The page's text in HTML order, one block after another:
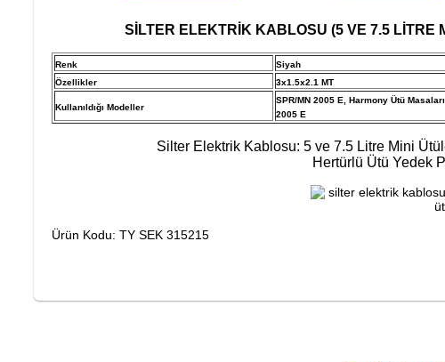
SİLTER ELEKTRİK KABLOSU (5 VE 7.5 LİTRE
Renk
Siyah
Özellikler
3x1.5x2.1 MT
Kullanıldığı Modeller
SPR/MN 2005 E, Harmony Ütü
2005 E
Silter Elektrik Kablosu: 5 ve 7.5 Litre Mini
Hertürlü Ütü Yedek
Ürün Kodu: TY SEK 315215